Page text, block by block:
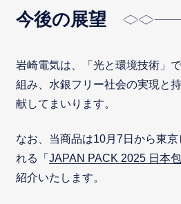
今後の展望
岩崎電気は、「光と環境技術」
組み、水銀フリー社会の実現と
献してまいります。
なお、当商品は10月7日から東
れる「JAPAN PACK 2025 日本
紹介いたします。